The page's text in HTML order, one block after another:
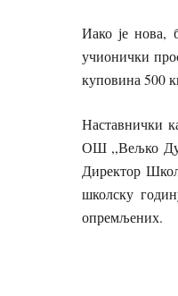
Иако је нова,
учионички
куповина 500
Наставнички
ОШ ,,Вељко
Директор
школску
опремљених.